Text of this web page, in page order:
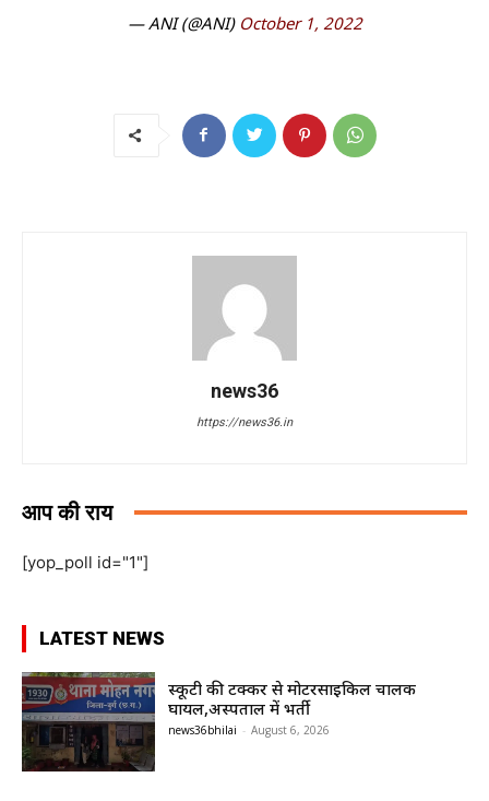
— ANI (@ANI) October 1, 2022
news36
https://news36.in
आप की राय
[yop_poll id="1"]
LATEST NEWS
स्कूटी की टक्कर से मोटरसाइकिल चालक
घायल,अस्पताल में भर्ती
news36bhilai - August 6, 2026